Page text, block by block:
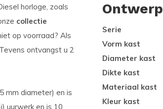
horloge, zoals
collectie
op voorraad? Als
ontvangst u 2
mm diameter) en is
uurwerk en is 10
Ontwerp
Serie
Vorm kast
Diameter kast
Dikte kast
Materiaal kast
Kleur kast